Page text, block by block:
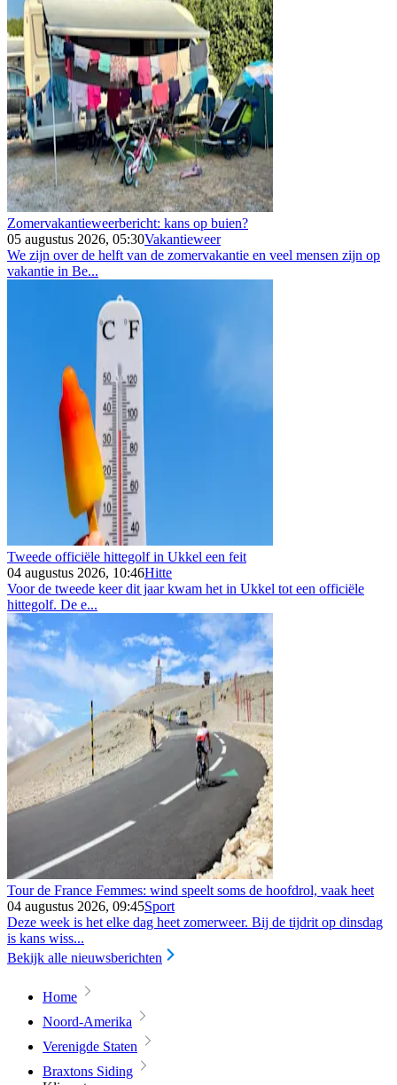
Zomervakantieweerbericht: kans op buien?
05 augustus 2026, 05:30Vakantieweer
We zijn over de helft van de zomervakantie en veel mensen zijn op
vakantie in Be...
Tweede officiële hittegolf in Ukkel een feit
04 augustus 2026, 10:46Hitte
Voor de tweede keer dit jaar kwam het in Ukkel tot een officiële
hittegolf. De e...
Tour de France Femmes: wind speelt soms de hoofdrol, vaak heet
04 augustus 2026, 09:45Sport
Deze week is het elke dag heet zomerweer. Bij de tijdrit op dinsdag
is kans wiss...
Bekijk alle nieuwsberichten
Home
Noord-Amerika
Verenigde Staten
Braxtons Siding